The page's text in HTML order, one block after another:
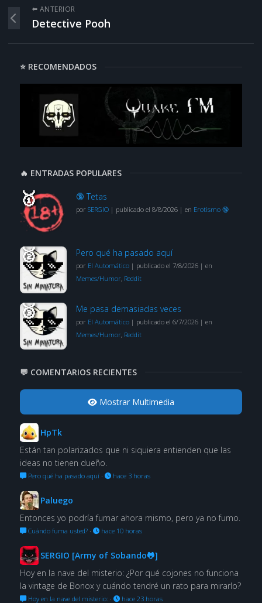
⬅️ ANTERIOR
Detective Pooh
⭐ RECOMENDADOS
🔥 ENTRADAS POPULARES
🔞 Tetas
por SERGIO| publicado el 8/8/2026| en Erotismo 🔞
Pero qué ha pasado aquí
por El Automático| publicado el 7/8/2026| en
Memes/Humor, Reddit
Me pasa demasiadas veces
por El Automático| publicado el 6/7/2026| en
Memes/Humor, Reddit
💬 COMENTARIOS RECIENTES
Mostrar Multimedia
HpTk
Están tan polarizados que ni siquiera entienden que las
ideas no tienen dueño.
Pero qué ha pasado aquí· hace 3 horas
Paluego
Entonces yo podría fumar ahora mismo, pero ya no fumo.
Cuándo fuma usted?· hace 10 horas
SERGIO [Army of Sobando🐸]
Hoy en la nave del misterio: ¿Por qué cojones no funciona
la vintage de Bonox y cuándo tendré un rato para mirarlo?
Hoy en la nave del misterio: · hace 23 horas